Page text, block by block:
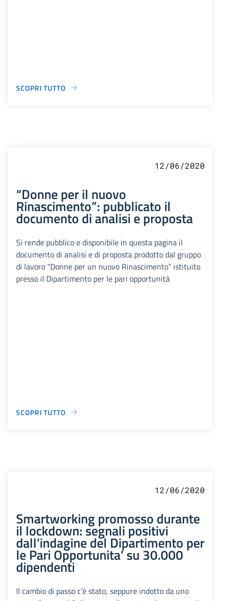
SCOPRI TUTTO
12/06/2020
“Donne per il nuovo
Rinascimento”: pubblicato il
documento di analisi e proposta
Si rende pubblico e disponibile in questa pagina il
documento di analisi e di proposta prodotto dal gruppo
di lavoro “Donne per un nuovo Rinascimento” istituito
presso il Dipartimento per le pari opportunità
SCOPRI TUTTO
12/06/2020
Smartworking promosso durante
il lockdown: segnali positivi
dall’indagine del Dipartimento per
le Pari Opportunita’ su 30.000
dipendenti
Il cambio di passo c’è stato, seppure indotto da uno